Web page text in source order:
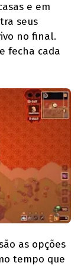
e em
seus
no final.
fecha cada
as opções
tempo que